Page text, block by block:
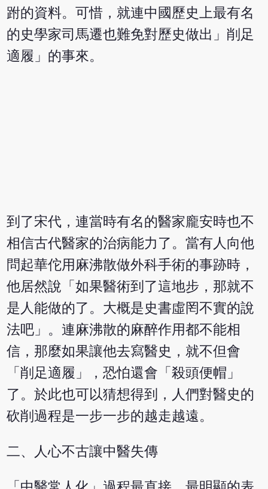
跗的資料。可惜，就連中國歷史上最有名
的史學家司馬遷也難免對歷史做出」削足
適履」的事來。
到了宋代，連當時有名的醫家龐安時也不
相信古代醫家的治病能力了。當有人向他
問起華佗用麻沸散做外科手術的事跡時，
他居然說「如果醫術到了這地步，那就不
是人能做的了。大概是史書虛罔不實的說
法吧」。連麻沸散的麻醉作用都不能相
信，那麼如果讓他去寫醫史，就不但會
「削足適履」，恐怕還會「殺頭便帽」
了。於此也可以猜想得到，人們對醫史的
砍削過程是一步一步的越走越遠。
二、人心不古讓中醫失傳